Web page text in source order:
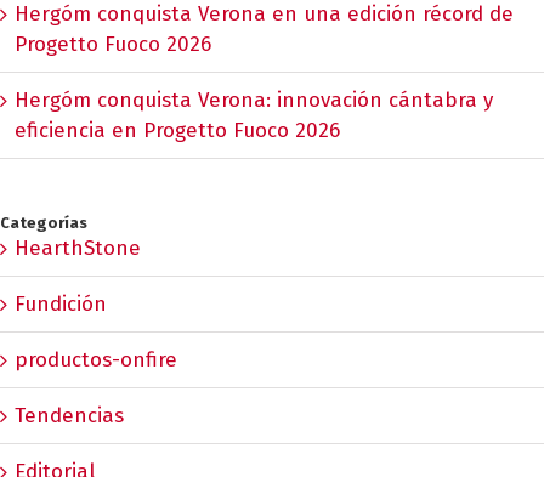
Hergóm conquista Verona en una edición récord de
Progetto Fuoco 2026
Hergóm conquista Verona: innovación cántabra y
eficiencia en Progetto Fuoco 2026
Categorías
HearthStone
Fundición
productos-onfire
Tendencias
Editorial